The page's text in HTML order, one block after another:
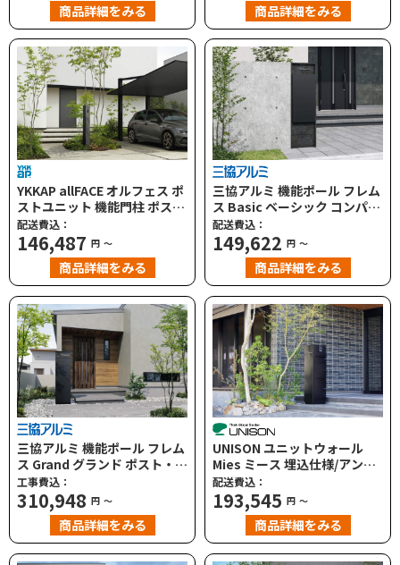
商品詳細をみる 商品詳細をみる
YKKAP allFACE オルフェス ポ
ストユニット 機能門柱 ポスト
＋宅配ボックス WMB-1
配送費込：
146,487 円 ～
商品詳細をみる
三協アルミ 機能ポール フレム
ス Basic ベーシック コンパク
ト レギュラー ポスト・宅配ボ
ックス付｜機能門柱
配送費込：
149,622 円 ～
商品詳細をみる
三協アルミ 機能ポール フレム
ス Grand グランド ポスト・宅
配ボックス付
工事費込：
310,948 円 ～
商品詳細をみる
UNISON ユニットウォール
Mies ミース 埋込仕様/アンカ
ー仕様 郵便ポスト・宅配ボッ
クス付｜機能門柱
配送費込：
193,545 円 ～
商品詳細をみる